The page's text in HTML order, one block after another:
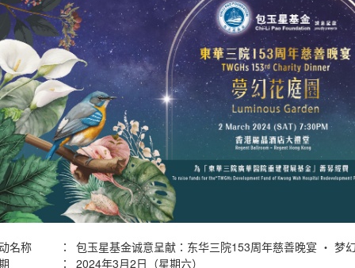
名称 ：
包玉星基金诚意呈献：东华三院153周年慈善晚宴 ‧ 梦
： 2024年3月2日（星期六）